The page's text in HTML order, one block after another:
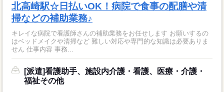
北高崎駅☆日払いOK！病院で食事の配膳や清
掃などの補助業務♪
キレイな病院で看護師さんの補助業務をお任せします お願いするの
はベッドメイクや清掃など 難しい対応や専門的な知識は必要ありま
せん 仕事内容 事務...
[派遣]看護助手、施設内介護・看護、医療・介護・
福祉その他